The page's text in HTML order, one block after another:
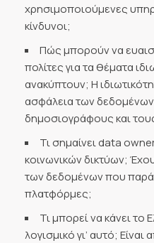
χρησιμοποιoύμενες
κίνδυνοι;
Πώς μπορούν να
πολίτες για τα θέματα
ανακύπτουν; Η
ασφάλεια των
δημοσιογράφους και
Τι σημαίνει data
κοινωνικών δικτύων;
των δεδομένων που
πλατφόρμες;
Τι μπορεί να κάνει το
λογισμικό γι’ αυτό;